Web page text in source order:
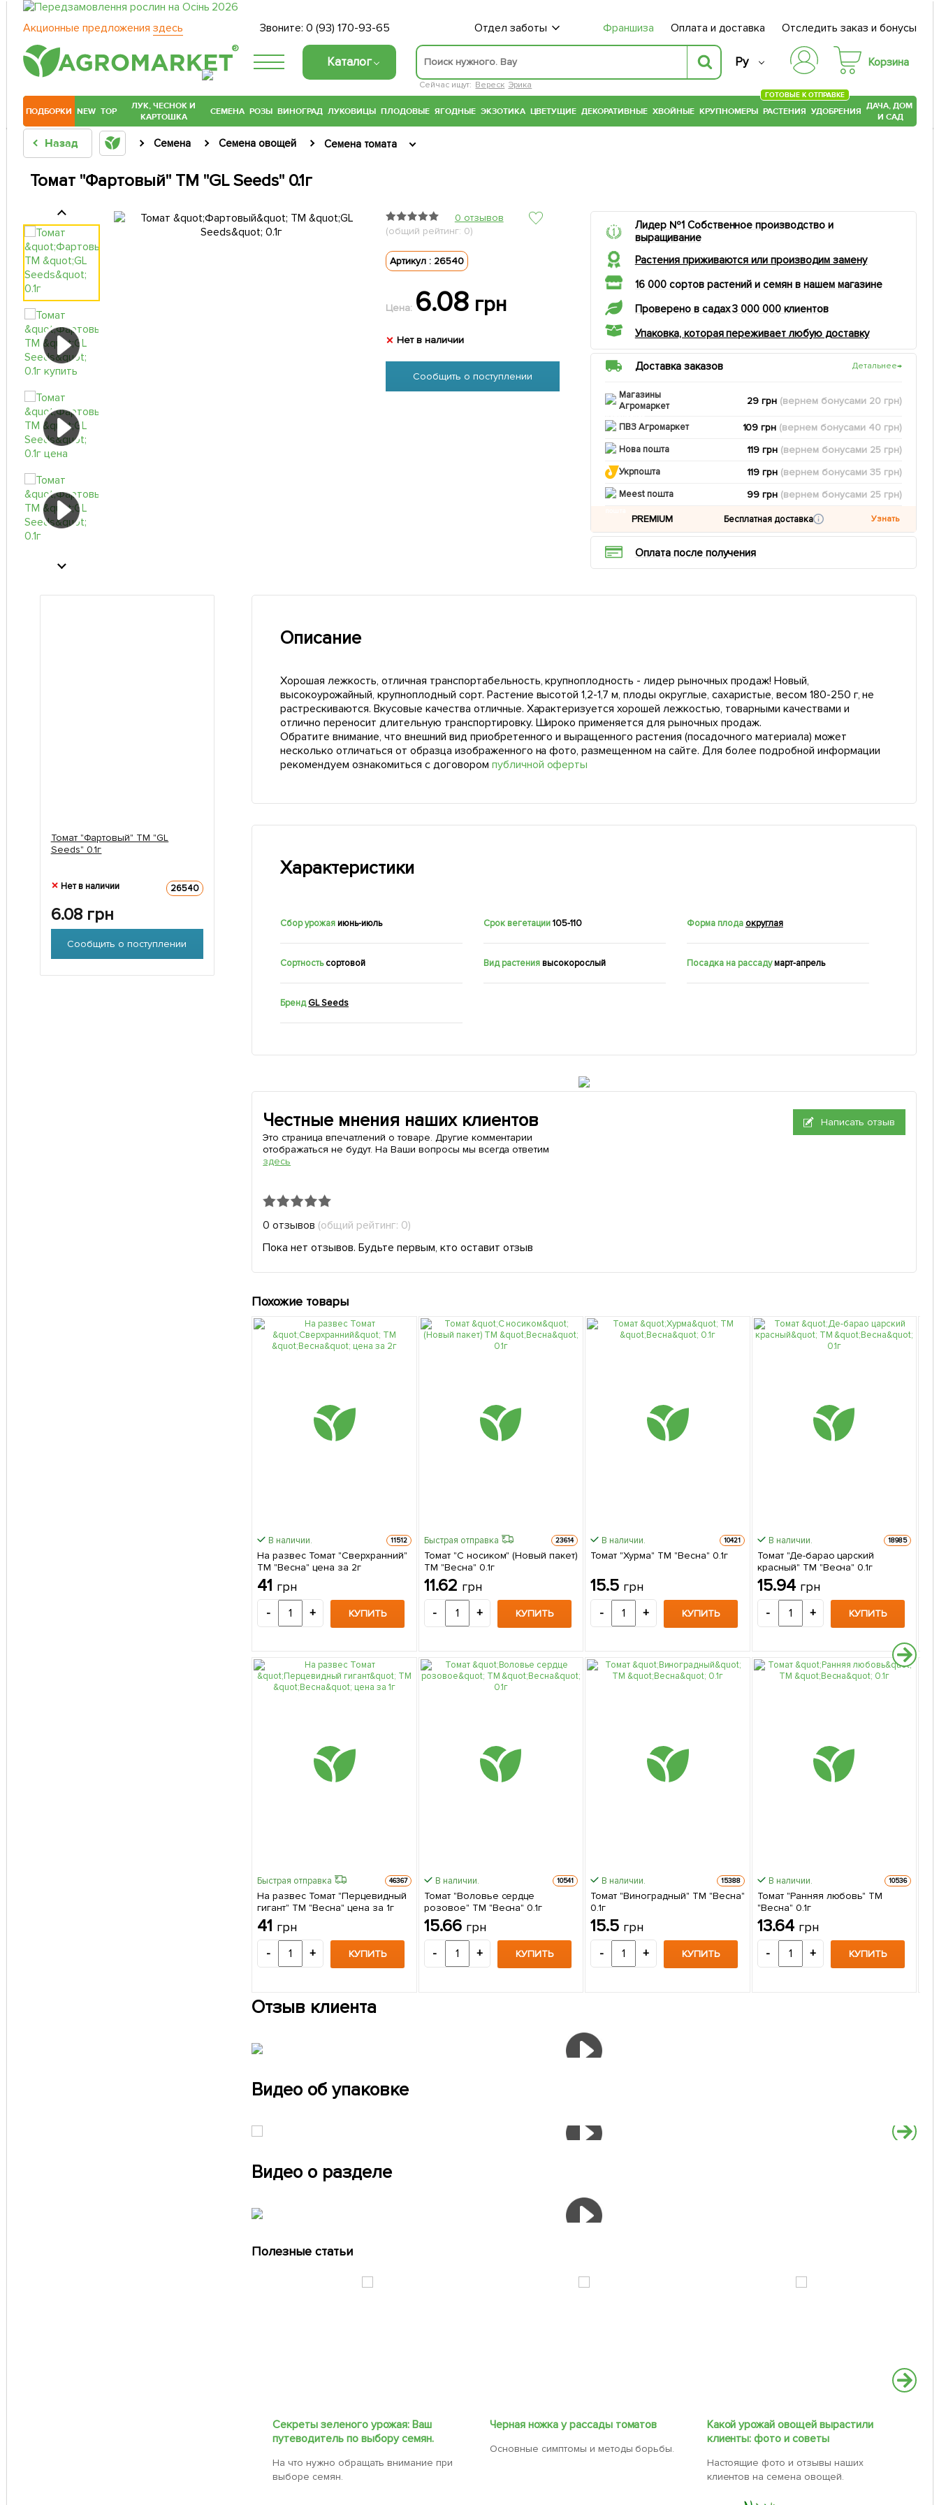
Акционные предложения здесь Звоните:0 (93) 170-93-65 Отдел заботы Франшиза Оплата и доставка Отследить заказ и бонусы
®
Каталог
Сейчас ищут: Вереск Эрика
Ру Корзина
ПОДБОРКИ NEW TOP
ЛУК, ЧЕСНОК И
КАРТОШКА
СЕМЕНА РОЗЫ ВИНОГРАД ЛУКОВИЦЫ ПЛОДОВЫЕ ЯГОДНЫЕ ЭКЗОТИКА ЦВЕТУЩИЕ ДЕКОРАТИВНЫЕ ХВОЙНЫЕ КРУПНОМЕРЫ РАСТЕНИЯ
ГОТОВЫЕ К ОТПРАВКЕ
УДОБРЕНИЯ ДАЧА, ДОМ
И САД
Назад Семена Семена овощей Семена томата
Томат "Фартовый" ТМ "GL Seeds" 0.1г
0 отзывов
(общий рейтинг: 0)
Артикул : 26540
Цена: 6.08 грн
Нет в наличии
Сообщить о поступлении
Лидер №1 Собственное производство и
выращивание
Растения приживаются или производим замену
16 000 сортов растений и семян в нашем магазине
Проверено в садах 3 000 000 клиентов
Упаковка, которая переживает любую доставку
Доставка заказов Детальнее→
Магазины
Агромаркет
29 грн (вернем бонусами 20 грн)
ПВЗ Агромаркет 109 грн (вернем бонусами 40 грн)
Нова пошта 119 грн (вернем бонусами 25 грн)
Укрпошта 119 грн (вернем бонусами35 грн)
Meest пошта 99 грн (вернем бонусами 25 грн)
PREMIUM Бесплатная доставка Узнать
Оплата после получения
Томат "Фартовый" ТМ "GL
Seeds" 0.1г
Нет в наличии 26540
6.08грн
Сообщить о поступлении
Описание
Хорошая лежкость, отличная транспортабельность, крупноплодность - лидер рыночных продаж! Новый,
высокоурожайный, крупноплодный сорт. Растение высотой 1,2-1,7 м, плоды округлые, сахаристые, весом 180-250 г, не
растрескиваются. Вкусовые качества отличные. Характеризуется хорошей лежкостью, товарными качествами и
отлично переносит длительную транспортировку. Широко применяется для рыночных продаж.
Обратите внимание, что внешний вид приобретенного и выращенного растения (посадочного материала) может
несколько отличаться от образца изображенного на фото, размещенном на сайте. Для более подробной информации
рекомендуем ознакомиться с договором публичной оферты
Характеристики
Сбор урожаяиюнь-июль Срок вегетации105-110 Форма плода округлая
Сортность сортовой Вид растениявысокорослый Посадка на рассадумарт-апрель
Бренд GL Seeds
Честные мнения наших клиентов
Написать отзыв
Это страница впечатлений о товаре. Другие комментарии
отображаться не будут. На Ваши вопросы мы всегда ответим
здесь
0 отзывов (общий рейтинг: 0)
Пока нет отзывов. Будьте первым, кто оставит отзыв
Похожие товары
В наличии. 11512
На развес Томат "Сверхранний"
ТМ "Весна" цена за 2г
41 грн
- + КУПИТЬ
Быстрая отправка 23614
Томат "С носиком" (Новый пакет)
ТМ "Весна" 0.1г
11.62 грн
- + КУПИТЬ
В наличии. 10421
Томат "Хурма" ТМ "Весна" 0.1г
15.5 грн
- + КУПИТЬ
В наличии. 18985
Томат "Де-барао царский
красный" ТМ "Весна" 0.1г
15.94 грн
- + КУПИТЬ
Быстрая отправка 46367
На развес Томат "Перцевидный
гигант" ТМ "Весна" цена за 1г
41 грн
- + КУПИТЬ
В наличии. 10541
Томат "Воловье сердце
розовое" ТМ "Весна" 0.1г
15.66 грн
- + КУПИТЬ
В наличии. 15388
Томат "Виноградный" ТМ "Весна"
0.1г
15.5 грн
- + КУПИТЬ
В наличии. 10536
Томат "Ранняя любовь" ТМ
"Весна" 0.1г
13.64 грн
- + КУПИТЬ
Отзыв клиента
Видео об упаковке
Видео о разделе
Полезные статьи
Секреты зеленого урожая: Ваш
путеводитель по выбору семян.
На что нужно обращать внимание при
выборе семян.
Черная ножка у рассады томатов
Основные симптомы и методы борьбы.
Какой урожай овощей вырастили
клиенты: фото и советы
Настоящие фото и отзывы наших
клиентов на семена овощей.